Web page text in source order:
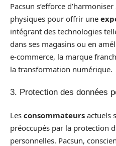
Pacsun s’efforce
physiques pour offrir une
intégrant des technologies
dans ses magasins ou en
e-commerce, la marque
la transformation numérique.
3. Protection des données
Les consommateurs actuels
préoccupés par la protection
personnelles. Pacsun,